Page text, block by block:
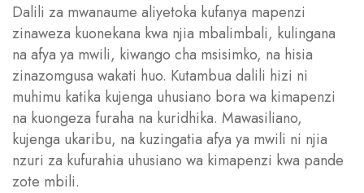
Dalili za mwanaume aliyetoka kufanya mapenzi
zinaweza kuonekana kwa njia mbalimbali, kulingana
na afya ya mwili, kiwango cha msisimko, na hisia
zinazomgusa wakati huo. Kutambua dalili hizi ni
muhimu katika kujenga uhusiano bora wa kimapenzi
na kuongeza furaha na kuridhika. Mawasiliano,
kujenga ukaribu, na kuzingatia afya ya mwili ni njia
nzuri za kufurahia uhusiano wa kimapenzi kwa pande
zote mbili.